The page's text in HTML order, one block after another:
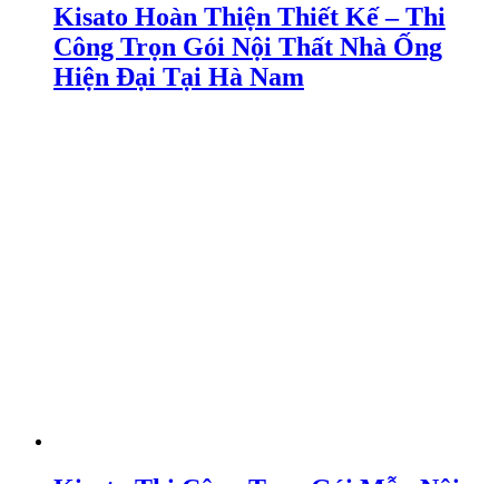
Kisato Hoàn Thiện Thiết Kế – Thi
Công Trọn Gói Nội Thất Nhà Ống
Hiện Đại Tại Hà Nam